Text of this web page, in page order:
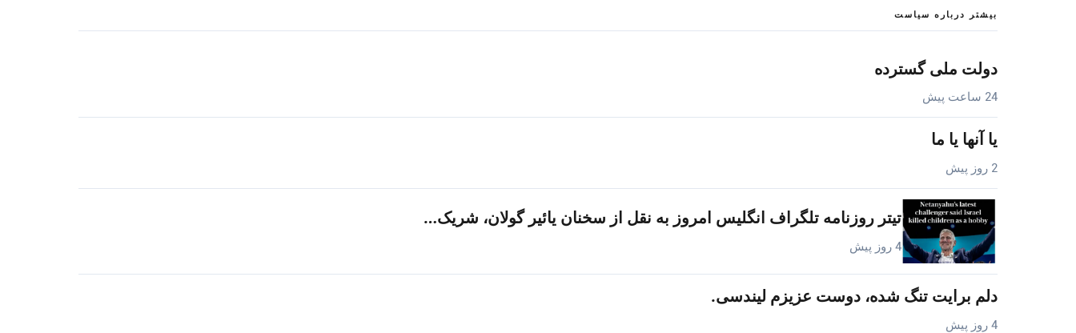
بیشتر درباره سیاست
دولت ملی گسترده
24 ساعت پیش
یا آنها یا ما
2 روز پیش
تیتر روزنامه تلگراف انگلیس امروز به نقل از سخنان یائیر گولان، شریک…
4 روز پیش
دلم برایت تنگ شده، دوست عزیزم لیندسی.
4 روز پیش